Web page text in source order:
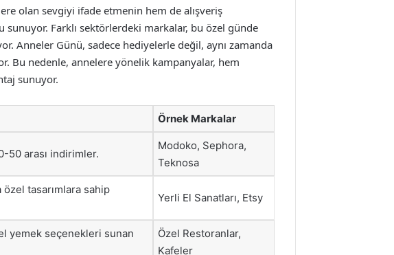
olan sevgiyi ifade etmenin hem de alışveriş
Farklı sektörlerdeki markalar, bu özel günde
Anneler Günü, sadece hediyelerle değil, aynı zamanda
Bu nedenle, annelere yönelik kampanyalar, hem
sunuyor.
Örnek Markalar
50 arası indirimler.
Modoko, Sephora,
Teknosa
özel tasarımlara sahip
Yerli El Sanatları, Etsy
yemek seçenekleri sunan
Özel Restoranlar,
Kafeler